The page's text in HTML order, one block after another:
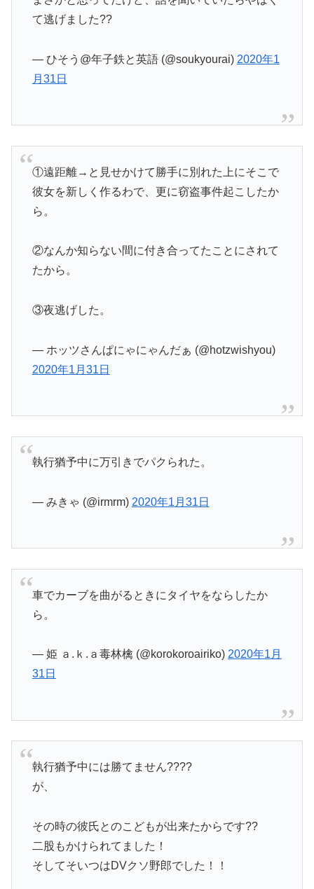
て逃げました??
— ひそう@年子鉄と英語 (@soukyourai) 2020年1
月31日
①遠距離→と見せかけて勝手に別れた上にそこで
彼女を新しく作るわで、更に窃盗事件起こしたか
ら。
②なんか知らない間に付き合ってたことにされて
たから。
③夜逃げした。
— ホッツさんぱにゃにゃんだぁ (@hotzwishyou)
2020年1月31日
執行猶予中に万引きでパクられた。
— みきゃ (@irmrm) 2020年1月31日
車でカーブを曲がるときにタイヤをならしたか
ら。
— 姫 ａ.ｋ.ａ毒林檎 (@korokoroairiko) 2020年1月
31日
執行猶予中には勝てません????
が、
その時の彼氏とのこどもが出来たからです??
二股もかけられてました！
そしてそいつはDVクソ野郎でした！！